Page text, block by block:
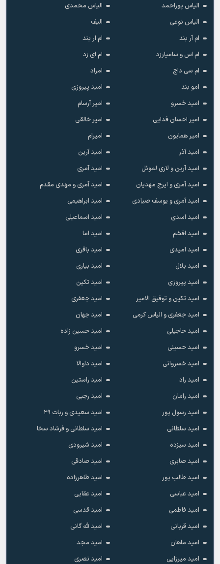
الیاس پوراحمد
الیاس محمدی
الیاس نوعی
الیف
ام آر بند
ام ار بند
ام اس و سامیارزد
ام ای زد
ام سی داج
امراد
امو بند
امید پیروزی
امید خسرو
امیر آرسام
امیر احسان فدایی
امیر خالقى
امیر همایون
امیرام
امید آذر
امید آرین
امید آرین و لاری لموئل
امید آمری
امید آمری و ایرج مهدیان
امید آمری و مهدی مقدم
امید آمری و یوسف صیادی
امید ابراهیمی
امید اسدی
امید اسماعیلی
امید افخم
امید اما
امید امیدی
امید باقری
امید بلال
امید بیاری
امید پیروزی
امید تکین
امید تکین و توفیق الامیر
امید جعفری
امید جعفری و الیاس کرمی
امید جهان
امید حاجیلی
امید حسین زاده
امید حسینی
امید خسرو
امید خسروانی
امید داوالا
امید راد
امید راستین
امید رامان
امید رجبی
امید رسول پور
امید سعیدی و ربات ۲۹
امید سلطانی
امید سلطانی و فرشاد سخا
امید سیزده
امید شیرودی
امید صابری
امید صادقی
امید طالب پور
امید طاهرزاده
امید عباسی
امید عقابی
امید فاطمی
امید قدسی
امید قربانی
امید لله گانی
امید ماهان
امید مجد
امید میرزایی
امید نصری